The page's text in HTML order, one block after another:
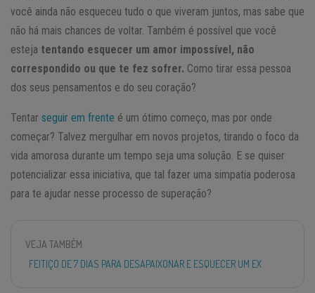
você ainda não esqueceu tudo o que viveram juntos, mas sabe que
não há mais chances de voltar. Também é possível que você
esteja tentando esquecer um amor impossível, não
correspondido ou que te fez sofrer. Como tirar essa pessoa
dos seus pensamentos e do seu coração?
Tentar seguir em frente é um ótimo começo, mas por onde
começar? Talvez mergulhar em novos projetos, tirando o foco da
vida amorosa durante um tempo seja uma solução. E se quiser
potencializar essa iniciativa, que tal fazer uma simpatia poderosa
para te ajudar nesse processo de superação?
VEJA TAMBÉM
FEITIÇO DE 7 DIAS PARA DESAPAIXONAR E ESQUECER UM EX